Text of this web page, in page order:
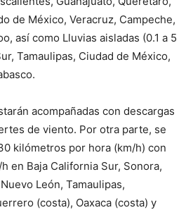
de México, Veracruz, Campeche,
así como Lluvias aisladas (0.1 a 5
Tamaulipas, Ciudad de México,
acompañadas con descargas
de viento. Por otra parte, se
kilómetros por hora (km/h) con
en Baja California Sur, Sonora,
León, Tamaulipas,
(costa), Oaxaca (costa) y